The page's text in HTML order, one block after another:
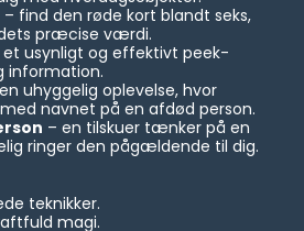
– find den røde kort blandt seks,
præcise værdi.
et usynligt og effektivt peek-
information.
uhyggelig oplevelse, hvor
navnet på en afdød person.
– en tilskuer tænker på en
ringer den pågældende til dig.
teknikker.
magi.